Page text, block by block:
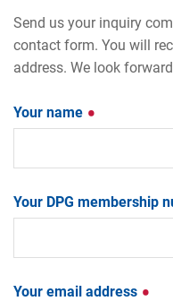
Send us your inquiry
contact form. You will
address. We look
Your name
Your DPG membership
Your email address